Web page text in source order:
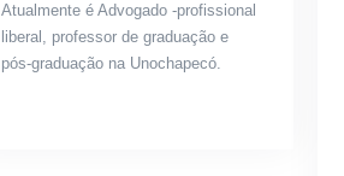
Atualmente é Advogado -profissional
liberal, professor de graduação e
pós-graduação na Unochapecó.